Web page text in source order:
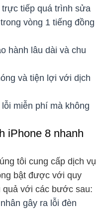
tiếp quá trình sửa
vòng 1 tiếng đồng
hành lâu dài và chu
và tiện lợi với dịch
miễn phí mà không
iPhone 8 nhanh
tôi cung cấp dịch vụ
bật được với quy
quả với các bước sau:
gây ra lỗi đèn